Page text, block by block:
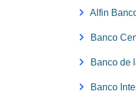
Alfin
Banco
Banco de
Banco